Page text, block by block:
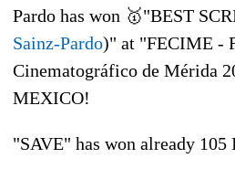
Pardo has won 🥇"BEST
Sainz-Pardo)" at "FECIME -
Cinematográfico de Mérida
MEXICO!
"SAVE" has won already